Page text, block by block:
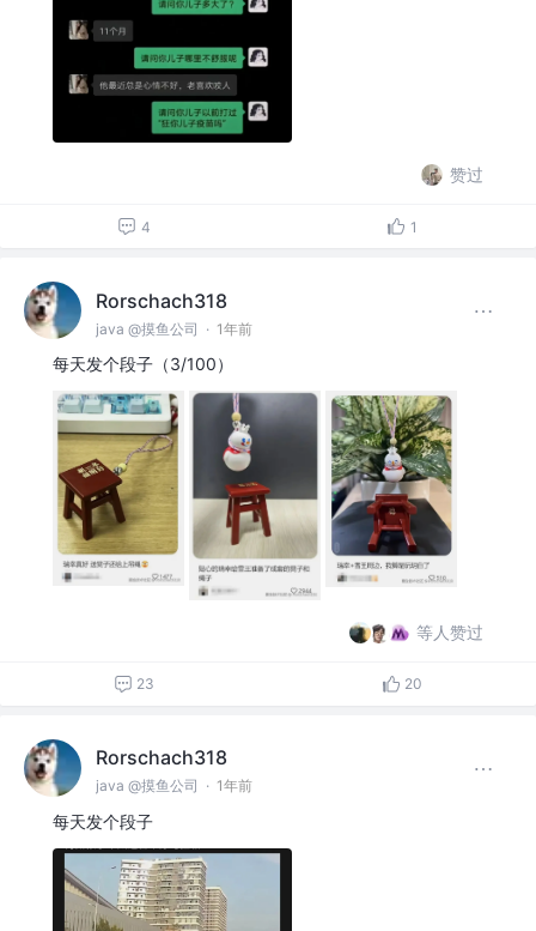
赞过
4 1
Rorschach318
java @摸鱼公司 · 1年前
每天发个段子（3/100）
等人赞过
23 20
Rorschach318
java @摸鱼公司 · 1年前
每天发个段子